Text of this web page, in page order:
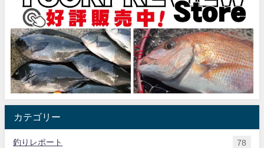
カテゴリー
釣りレポート 78